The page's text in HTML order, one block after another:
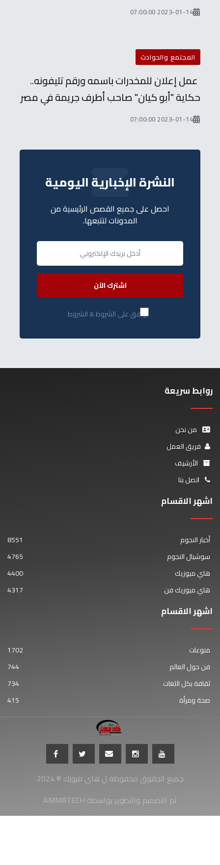
2023-01-14 07:00:00
المجتمع والحوادث
عمل إعلان للمخدرات باسمه ورقم تليفونه..
حكاية "أبو كيان" صاحب أطرف جريمة في مصر
2023-01-14 07:00:00
النشرة الإخبارية اليومية
احصل على جميع القصص الرئيسية من
المدونات لتتبعها.
اشترك الآن
أوافق على الشروط & الشروط
روابط سريعة
من نحن
فريق العمل
الأرشيف
اتصل بنا
اشهر الاقسام
أخبار النجوم
8551
سوشيال النجوم
4765
هاي ميوزيك
4400
هاي ميوزيك فن
4317
اشهر الاقسام
منوعات
1702
فن حول العالم
744
ثقافة بكل اللغات
734
صحة ومرأة
415
جميع الحقوق محفوظة ل هاي ميوزك © 2024
AMMATECH تم التصميم والتطوير بواسطة